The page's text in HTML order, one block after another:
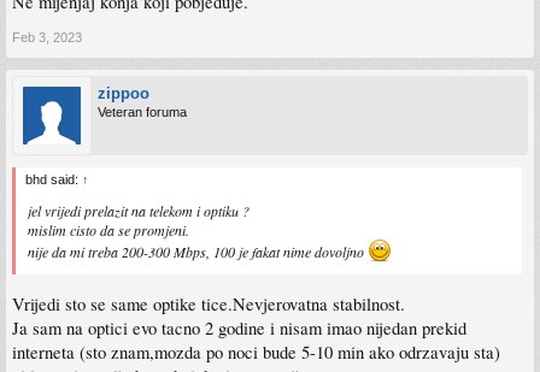
Feb 3, 2023
zippoo
Veteran foruma
bhd said: ↑
jel vrijedi prelazit na telekom i optiku ?
mislim cisto da se promjeni.
nije da mi treba 200-300 Mbps, 100 je fakat nime dovoljno
Vrijedi sto se same optike tice.Nevjerovatna stabilnost.
Ja sam na optici evo tacno 2 godine i nisam imao nijedan prekid
interneta (sto znam,mozda po noci bude 5-10 min ako odrzavaju sta)